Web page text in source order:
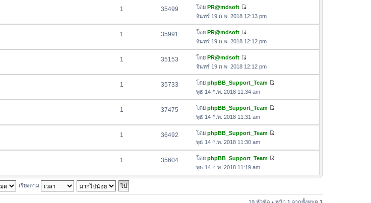
ล่
สุ
ม
ล่
สุ
ค
ว
ม
ล่
สุ
1 35499 โดย PR@mdsoft
ดู
ข้
ค
ว
ม
ล่
า
สุ
จันทร์ 19 ก.พ. 2018 12:13 pm
1 35991 โดย PR@mdsoft
ดู
ข้
ค
ว
า
ม
ล่
า
สุ
จันทร์ 19 ก.พ. 2018 12:12 pm
1 35153 โดย PR@mdsoft
ดู
ข้
อ
ค
ว
า
ม
ล่
า
สุ
จันทร์ 19 ก.พ. 2018 12:12 pm
1 35733 โดย phpBB_Support_Team
ข้
ว
ล่
ด
พุธ 14 ก.พ. 2018 11:34 am
1 37475 โดย phpBB_Support_Team
ข้
ว
ล่
สุ
พุธ 14 ก.พ. 2018 11:31 am
1 36492 โดย phpBB_Support_Team
ข้
ว
ม
พุธ 14 ก.พ. 2018 11:30 am
1 35604 โดย phpBB_Support_Team
ข้
ว
พุธ 14 ก.พ. 2018 11:19 am
เรียงตาม